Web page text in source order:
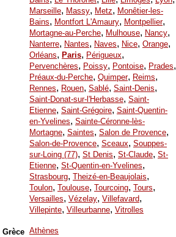
Marseille, Massy, Metz, Monêtier-les-
Bains, Montfort L'Amaury, Montpellier,
Mortagne-au-Perche, Mulhouse, Nancy,
Nanterre, Nantes, Naves, Nice, Orange,
Orléans, Paris, Périgueux,
Pervenchères, Poissy, Pontoise, Prades,
Préaux-du-Perche, Quimper, Reims,
Rennes, Rouen, Sablé, Saint-Denis,
Saint-Donat-sur-l'Herbasse, Saint-
Etienne, Saint-Grégoire, Saint-Quentin-
en-Yvelines, Sainte-Céronne-lès-
Mortagne, Saintes, Salon de Provence,
Salon-de-Provence, Sceaux, Souppes-
sur-Loing (77), St Denis, St-Claude, St-
Etienne, St-Quentin-en-Yvelines,
Strasbourg, Theizé-en-Beaujolais,
Toulon, Toulouse, Tourcoing, Tours,
Versailles, Vézelay, Villefavard,
Villepinte, Villeurbanne, Vitrolles
Grèce Athènes